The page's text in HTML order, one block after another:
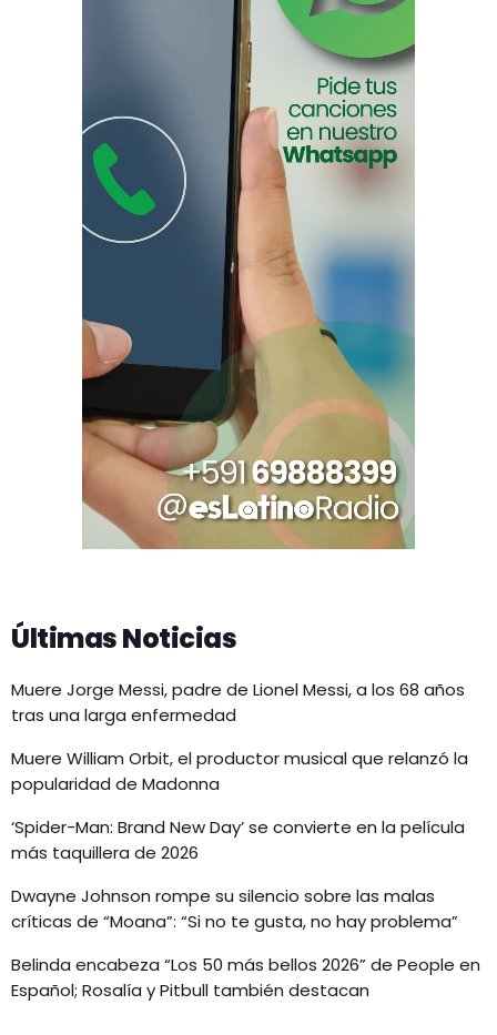
Últimas Noticias
Muere Jorge Messi, padre de Lionel Messi, a los 68 años
tras una larga enfermedad
Muere William Orbit, el productor musical que relanzó la
popularidad de Madonna
‘Spider-Man: Brand New Day’ se convierte en la película
más taquillera de 2026
Dwayne Johnson rompe su silencio sobre las malas
críticas de “Moana”: “Si no te gusta, no hay problema”
Belinda encabeza “Los 50 más bellos 2026” de People en
Español; Rosalía y Pitbull también destacan